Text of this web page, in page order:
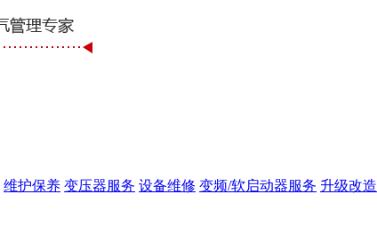
维护保养 变压器服务 设备维修 变频/软启动器服务 升级改造